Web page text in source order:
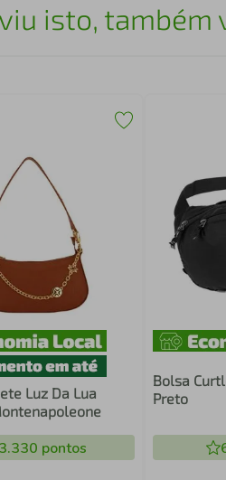
isto, também
Luz Da Lua
pontos
Bolsa
Preto